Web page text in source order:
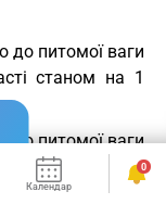
до питомої ваги
станом на 1
до питомої ваги
Календар Сервіси
0